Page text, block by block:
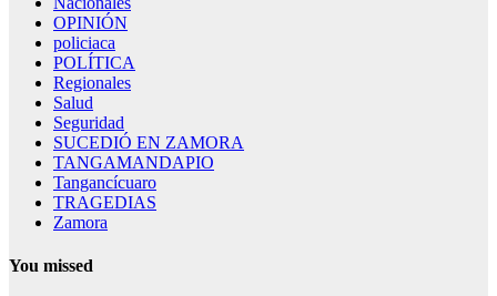
OPINIÓN
policiaca
POLÍTICA
Regionales
Salud
Seguridad
SUCEDIÓ EN ZAMORA
TANGAMANDAPIO
Tangancícuaro
TRAGEDIAS
Zamora
You missed